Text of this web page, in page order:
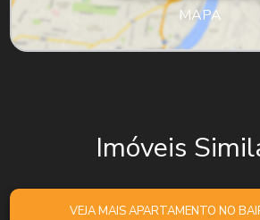
MAPA
Imóveis
VEJA MAIS APARTAMENTO NO